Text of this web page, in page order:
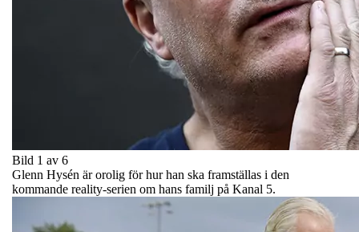
Bild 1 av 6
Glenn Hysén är orolig för hur han ska framställas i den
kommande reality-serien om hans familj på Kanal 5.